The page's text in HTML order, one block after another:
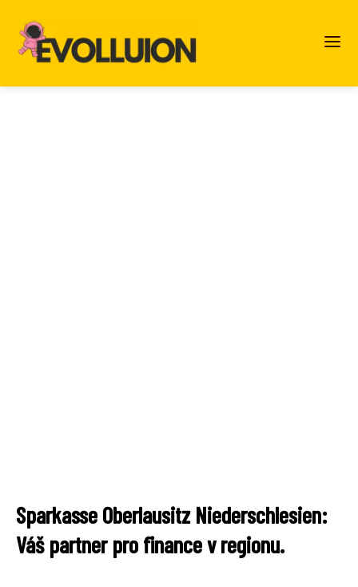
Sparkasse Oberlausitz Niederschlesien:
Váš partner pro finance v regionu.